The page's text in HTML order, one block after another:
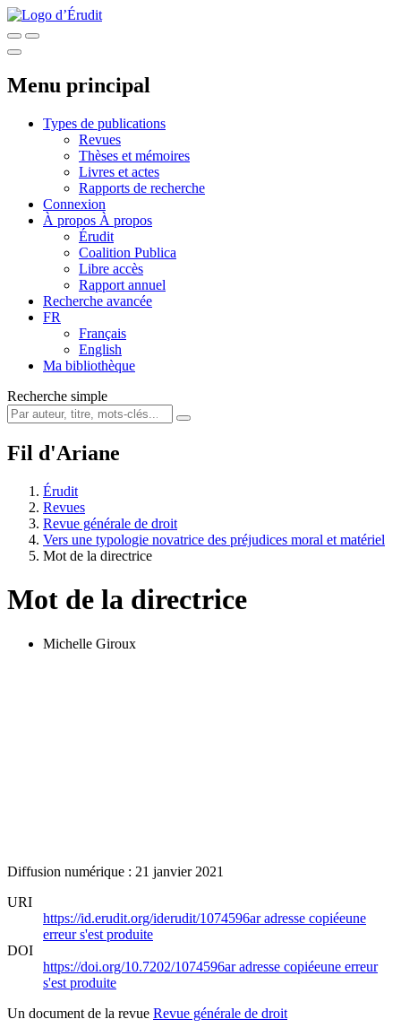
Menu principal
Types de publications
Revues
Thèses et mémoires
Livres et actes
Rapports de recherche
Connexion
À propos À propos
Érudit
Coalition Publica
Libre accès
Rapport annuel
Recherche avancée
FR
Français
English
Ma bibliothèque
Recherche simple
Fil d'Ariane
Érudit
Revues
Revue générale de droit
Vers une typologie novatrice des préjudices moral et matériel
Mot de la directrice
Mot de la directrice
Michelle Giroux
Diffusion numérique : 21 janvier 2021
URI
https://id.erudit.org/iderudit/1074596aradresse copiéeune
erreur s'est produite
DOI
https://doi.org/10.7202/1074596aradresse copiéeune erreur
s'est produite
Un document de la revue Revue générale de droit